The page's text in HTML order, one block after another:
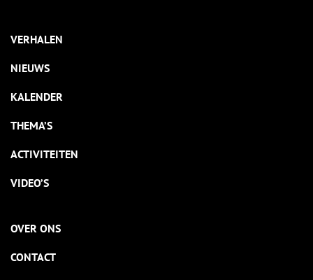
VERHALEN
NIEUWS
KALENDER
THEMA’S
ACTIVITEITEN
VIDEO’S
OVER ONS
CONTACT